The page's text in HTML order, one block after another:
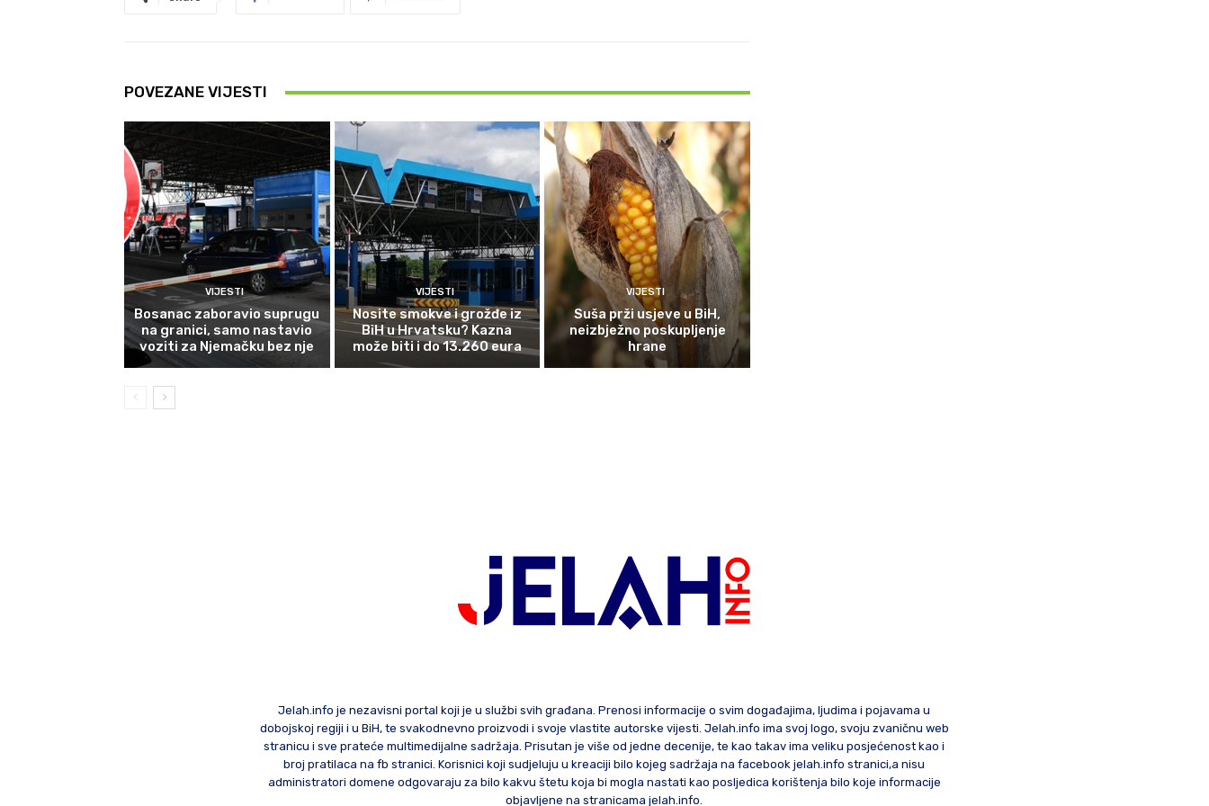
POVEZANE VIJESTI
VIJESTI
Bosanac zaboravio suprugu
na granici, samo nastavio
voziti za Njemačku bez nje
VIJESTI
Nosite smokve i grožđe iz
BiH u Hrvatsku? Kazna
može biti i do 13.260 eura
VIJESTI
Suša prži usjeve u BiH,
neizbježno poskupljenje
hrane
Jelah.info je nezavisni portal koji je u službi svih građana. Prenosi informacije o svim događajima, ljudima i pojavama u
dobojskoj regiji i u BiH, te svakodnevno proizvodi i svoje vlastite autorske vijesti. Jelah.info ima svoj logo, svoju zvaničnu web
stranicu i sve prateće multimedijalne sadržaja. Prisutan je više od jedne decenije, te kao takav ima veliku posjećenost kao i
broj pratilaca na fb stranici. Korisnici koji sudjeluju u kreaciji bilo kojeg sadržaja na facebook jelah.info stranici,a nisu
administratori domene odgovaraju za bilo kakvu štetu koja bi mogla nastati kao posljedica korištenja bilo koje informacije
objavljene na stranicama jelah.info.